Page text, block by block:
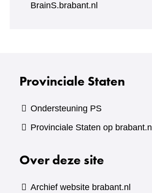
BrainS.brabant.nl
Provinciale Staten
Ondersteuning PS
Provinciale Staten op brabant.nl
Over deze site
Archief website brabant.nl